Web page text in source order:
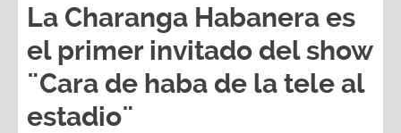
La Charanga Habanera es
el primer invitado del show
¨Cara de haba de la tele al
estadio¨